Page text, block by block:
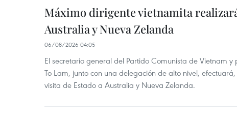
Máximo dirigente vietnamita
Australia y Nueva Zelanda
06/08/2026 04:05
El secretario general del Partido Comunista de Vietnam
To Lam, junto con una delegación de alto nivel,
visita de Estado a Australia y Nueva Zelanda.